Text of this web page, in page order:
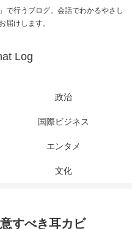
で行うブログ。会話でわかるやさし
届けします。
Log
政治
国際ビジネス
エンタメ
文化
すべき耳カビ